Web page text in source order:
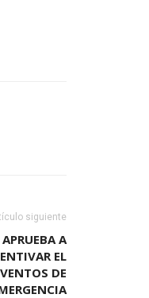
siguiente
A
EL
DE